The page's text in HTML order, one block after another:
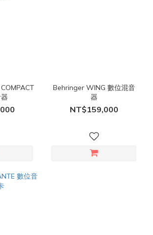
Behringer WING 數位混音
器
NT$159,000